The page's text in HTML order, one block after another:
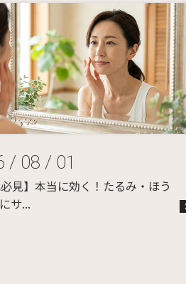
/ 08 / 01
必見】本当に効く！たるみ・ほう
サ...